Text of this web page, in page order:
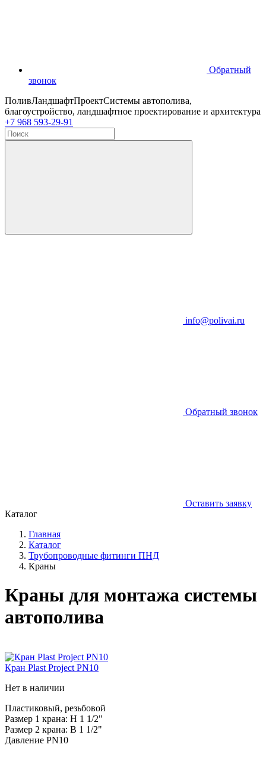
Обратный
звонок
ПоливЛандшафтПроектСистемы автополива,
благоустройство, ландшафтное проектирование и архитектура
+7 968 593-29-91
info@polivai.ru
Обратный звонок
Оставить заявку
Каталог
Главная
Каталог
Трубопроводные фитинги ПНД
Краны
Краны для монтажа системы
автополива
Кран Plast Project PN10
Нет в наличии
Пластиковый, резьбовой
Размер 1 крана: Н 1 1/2"
Размер 2 крана: В 1 1/2"
Давление PN10